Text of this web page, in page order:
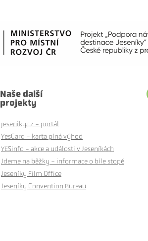
Naše další
projekty
jeseniky.cz - portál
YesCard - karta plná výhod
YESinfo - akce a události v Jeseníkách
Jdeme na běžky - informace o bíle stopě
Jeseníky Film Office
Jeseníky Convention Bureau